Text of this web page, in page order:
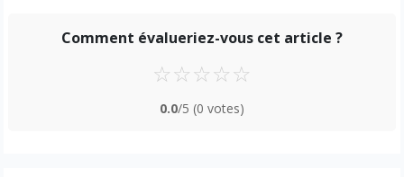
Comment évalueriez-vous cet article ?
☆☆☆☆☆
0.0/5 (0 votes)